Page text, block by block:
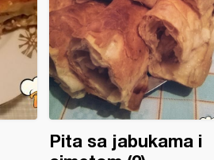
Pita sa jabukama i